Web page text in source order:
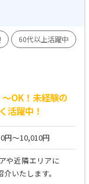
60代以上活躍中
OK！未経験の
活躍中！
円～10,010円
や近隣エリアに
いたします。